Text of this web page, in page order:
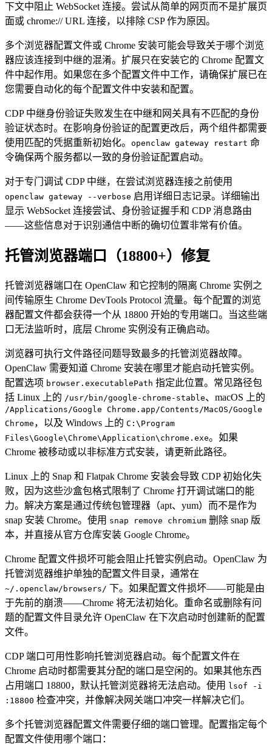
下文中阻止 WebSocket 连接。尝试从简单的网页而不是扩展页
面或 chrome:// URL 连接，以排除 CSP 作为原因。
多个浏览器配置文件或 Chrome 安装可能会导致关于哪个浏览
器应该连接到中继的混淆。扩展只在安装它的 Chrome 配置文
件中起作用。如果您在多个配置文件中工作，请确保扩展已在
您需要自动化的每个配置文件中安装和配置。
CDP 中继身份验证失败发生在中继和网关具有不匹配的身份
验证状态时。在影响身份验证的配置更改后，两个组件都需要
使用匹配的凭据重新初始化。 openclaw gateway restart 命
令确保两个服务都以一致的身份验证配置启动。
对于专门调试 CDP 中继，在尝试浏览器连接之前使用
openclaw gateway --verbose 启用详细日志记录。详细输出
显示 WebSocket 连接尝试、身份验证握手和 CDP 消息路由
——这些信息对于识别通信中断的确切位置非常有价值。
托管浏览器端口（18800+）修复
托管浏览器端口在 OpenClaw 和它控制的隔离 Chrome 实例之
间传输原生 Chrome DevTools Protocol 流量。每个配置的浏览
器配置文件都会获得一个从 18800 开始的专用端口。当这些端
口无法监听时，底层 Chrome 实例没有正确启动。
浏览器可执行文件路径问题导致最多的托管浏览器故障。
OpenClaw 需要知道 Chrome 安装在哪里才能启动托管实例。
配置选项 browser.executablePath 指定此位置。常见路径包
括 Linux 上的 /usr/bin/google-chrome-stable、macOS 上的
/Applications/Google Chrome.app/Contents/MacOS/Google
Chrome ，以及 Windows 上的 C:\Program
Files\Google\Chrome\Application\chrome.exe。如果
Chrome 被移动或以非标准方式安装，请更新此路径。
Linux 上的 Snap 和 Flatpak Chrome 安装会导致 CDP 初始化失
败，因为这些沙盒包格式限制了 Chrome 打开调试端口的能
力。解决方案是通过传统包管理器（apt、yum）而不是作为
snap 安装 Chrome。使用 snap remove chromium 删除 snap 版
本，并直接从官方仓库安装 Google Chrome。
Chrome 配置文件损坏可能会阻止托管实例启动。OpenClaw 为
托管浏览器维护单独的配置文件目录，通常在
~/.openclaw/browsers/ 下。如果配置文件损坏——可能是由
于先前的崩溃——Chrome 将无法初始化。重命名或删除有问
题的配置文件目录允许 OpenClaw 在下次启动时创建新的配置
文件。
CDP 端口可用性影响托管浏览器启动。每个配置文件在
Chrome 启动时都需要其分配的端口是空闲的。如果其他东西
占用端口 18800，默认托管浏览器将无法启动。使用 lsof -i
:18800 检查冲突，并像解决网关端口冲突一样解决它们。
多个托管浏览器配置文件需要仔细的端口管理。配置指定每个
配置文件使用哪个端口：